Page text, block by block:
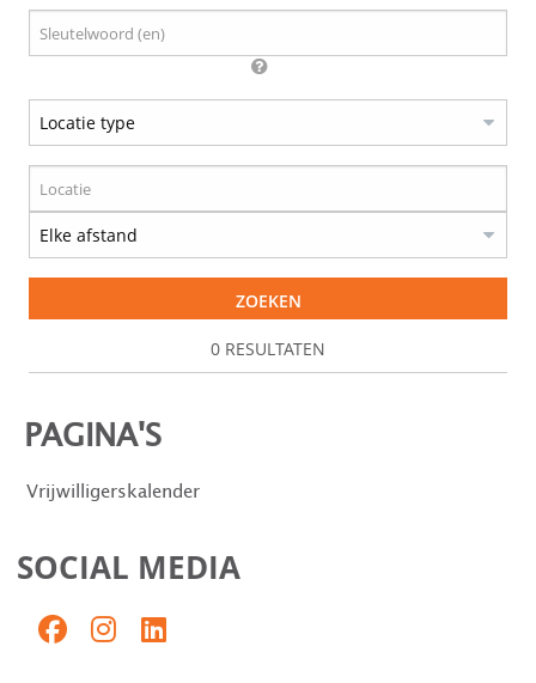
ZOEKEN
0 RESULTATEN
PAGINA'S
Vrijwilligerskalender
SOCIAL MEDIA